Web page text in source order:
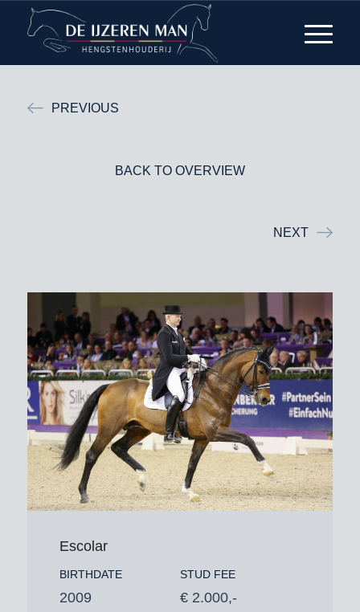
PREVIOUS
BACK TO OVERVIEW
NEXT
Escolar
BIRTHDATE
2009
STUD FEE
€ 2.000,-